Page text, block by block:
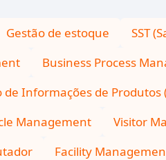
Gestão de estoque
SST
Business Process
Informações de Produtos
Management Visitor
Facility